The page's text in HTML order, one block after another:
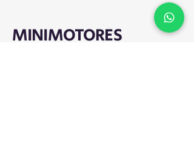
MINIMOTORES